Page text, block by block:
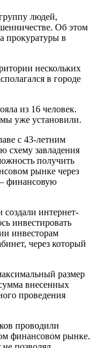
людей,
Об этом
прокуратуры в
нескольких
в городе
из 16 человек.
уже установили.
с 43-летним
схему завладения
получить
рынке через
финансовую
интернет-
инвестировать
инвесторам
через который
размер
внесенных
проведения
проводили
финансовом рынке.